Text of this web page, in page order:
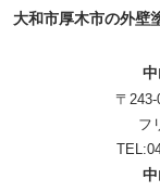
大和市厚木市の外壁
〒
フ
TEL: